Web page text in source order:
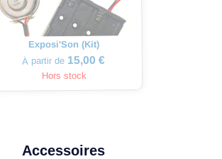
Exposi'Son (Kit)
À partir de 15,00 €
Hors stock
Accessoires